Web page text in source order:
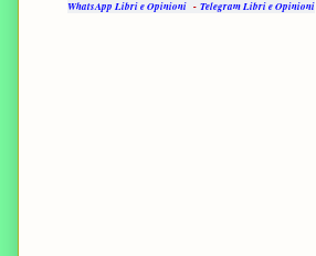
WhatsApp Libri e Opinioni - Telegram Libri e Opinioni